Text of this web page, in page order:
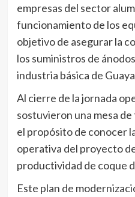
empresas del sector
funcionamiento de los
objetivo de asegurar la
los suministros de
industria básica de
Al cierre de la jornada
sostuvieron una mesa
el propósito de conocer
operativa del proyecto
productividad de coque
Este plan de